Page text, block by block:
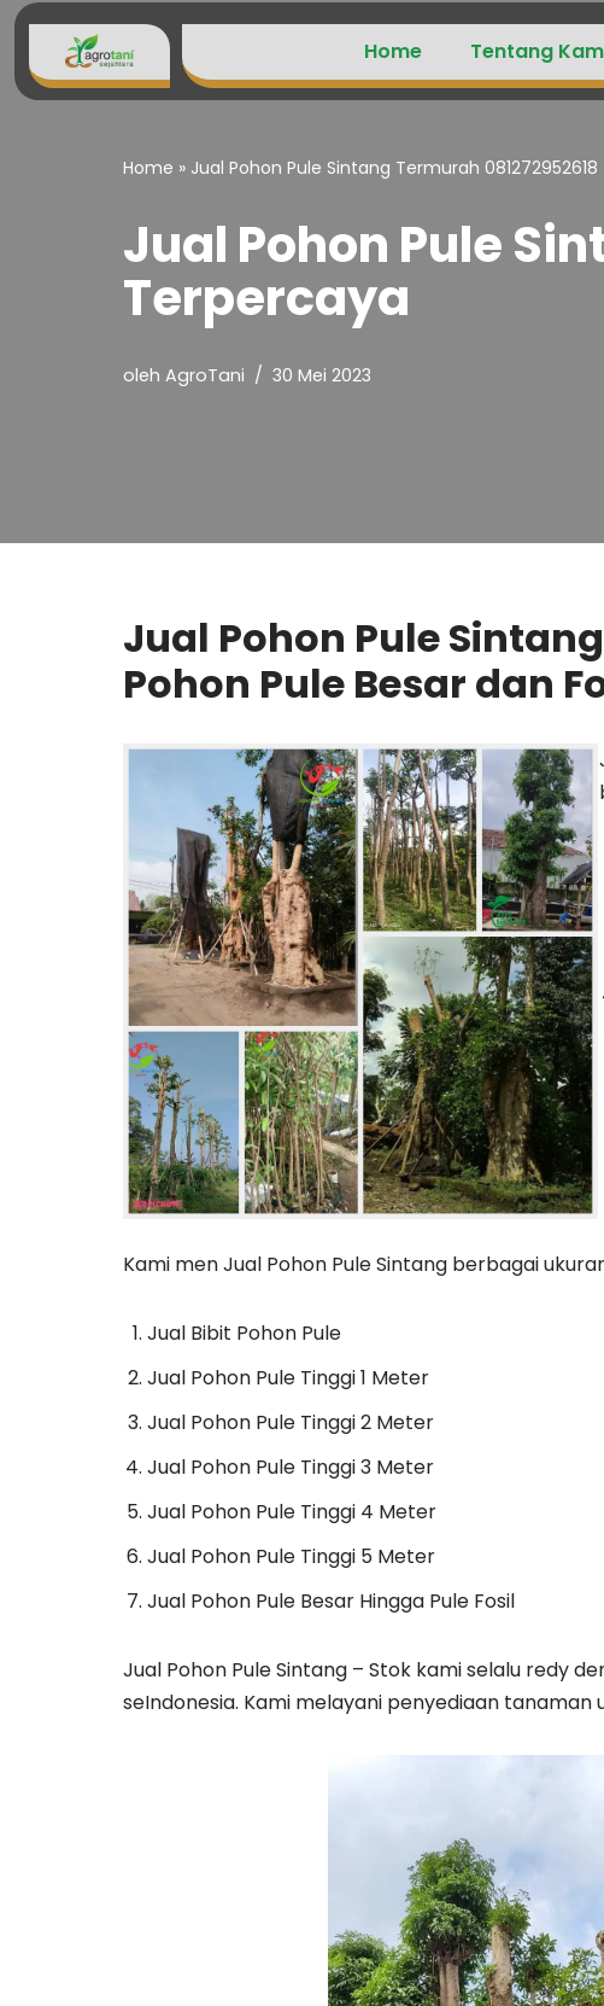
Lompat
ke
Home Tentang
Home » Jual Pohon Pule Sintang Termurah
Jual Pohon Pule
Terpercaya
oleh AgroTani 30 Mei 2023
Jual Pohon Pule
Pohon Pule Besar dan
Kami men Jual Pohon Pule Sintang berbagai
Jual Bibit Pohon Pule
Jual Pohon Pule Tinggi 1 Meter
Jual Pohon Pule Tinggi 2 Meter
Jual Pohon Pule Tinggi 3 Meter
Jual Pohon Pule Tinggi 4 Meter
Jual Pohon Pule Tinggi 5 Meter
Jual Pohon Pule Besar Hingga Pule Fosil
Jual Pohon Pule Sintang – Stok kami selalu redy
seIndonesia. Kami melayani penyediaan